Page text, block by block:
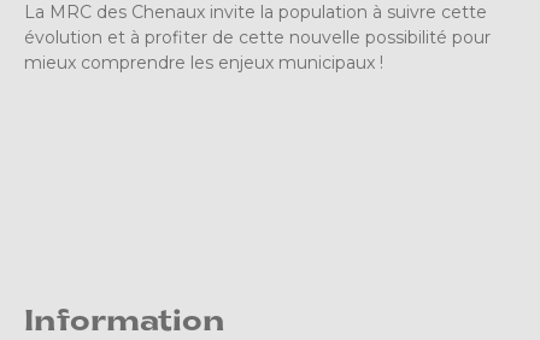
La MRC des Chenaux invite la population à suivre cette
évolution et à profiter de cette nouvelle possibilité pour
mieux comprendre les enjeux municipaux !
Information